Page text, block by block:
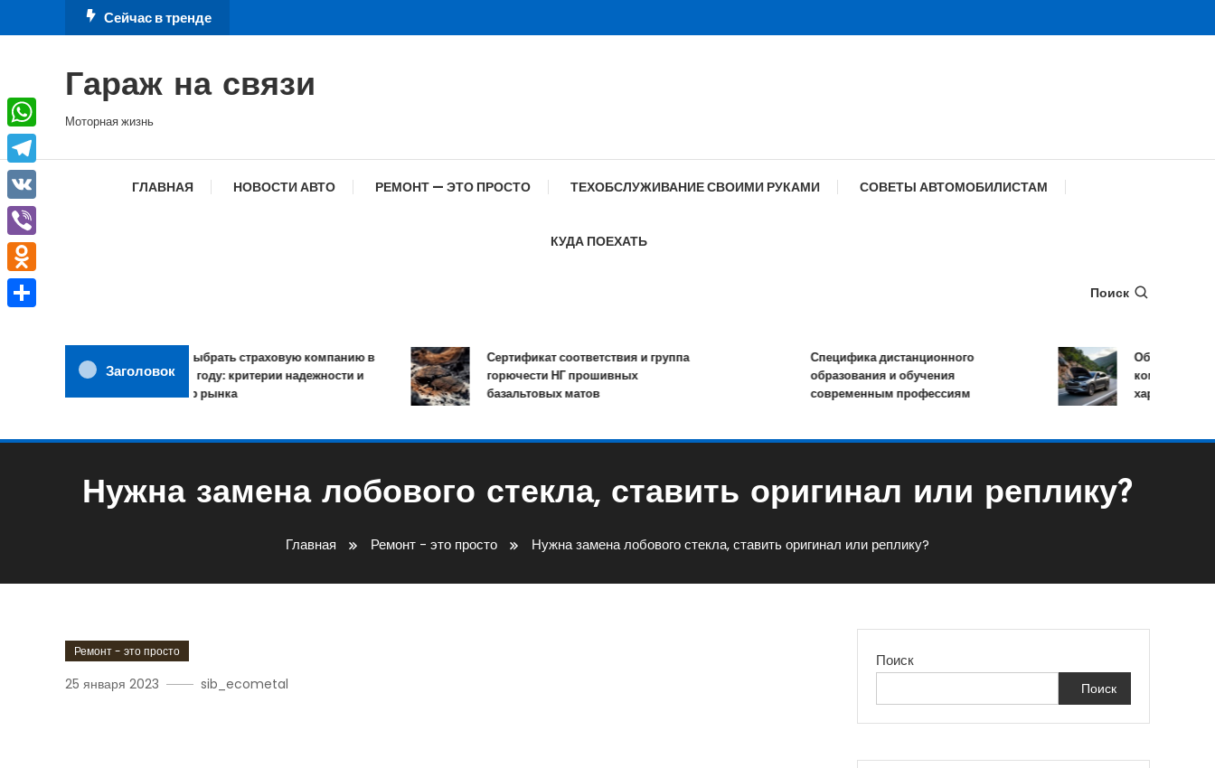
к
Сейчас в тренде
Гараж на связи
Моторная жизнь
ГЛАВНАЯ НОВОСТИ АВТО РЕМОНТ — ЭТО ПРОСТО ТЕХОБСЛУЖИВАНИЕ СВОИМИ РУКАМИ СОВЕТЫ АВТОМОБИЛИСТАМ
КУДА ПОЕХАТЬ
Поиск
Заголовок
Как выбрать страховую компанию в
2026 году: критерии надежности и
обзор рынка
Сертификат соответствия и группа
горючести НГ прошивных
базальтовых матов
Специфика дистанционного
образования и обучения
современным профессиям
Обзор TANK
комплектации
характеристики
Нужна замена лобового стекла, ставить оригинал или реплику?
Главная Ремонт - это просто Нужна замена лобового стекла, ставить оригинал или реплику?
Ремонт - это просто
25 января 2023 sib_ecometal
Поиск
Поиск
WhatsApp
Telegram
VK
Viber
Odnoklassniki